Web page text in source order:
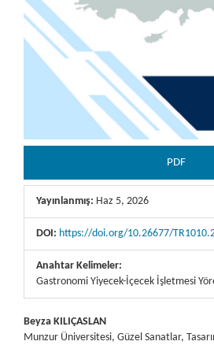
PDF
Yayınlanmış: Haz 5, 2026
DOI: https://doi.org/10.26677/
Anahtar Kelimeler:
Gastronomi Yiyecek-İçecek İşletmesi
Beyza KILIÇASLAN
Munzur Üniversitesi, Güzel Sanatlar,